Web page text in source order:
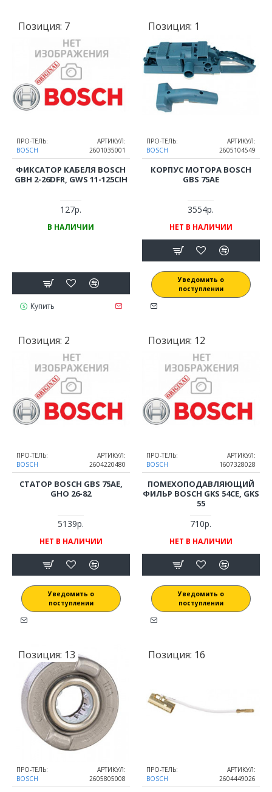
Позиция: 7
ПРО-ТЕЛЬ:
BOSCH
АРТИКУЛ:
2601035001
ФИКСАТОР КАБЕЛЯ BOSCH
GBH 2-26DFR, GWS 11-125CIH
127р.
В НАЛИЧИИ
Купить
Позиция: 1
ПРО-ТЕЛЬ:
BOSCH
АРТИКУЛ:
2605104549
КОРПУС МОТОРА BOSCH
GBS 75AE
3554р.
НЕТ В НАЛИЧИИ
Уведомить о
поступлении
Позиция: 2
ПРО-ТЕЛЬ:
BOSCH
АРТИКУЛ:
2604220480
СТАТОР BOSCH GBS 75AE,
GHO 26-82
5139р.
НЕТ В НАЛИЧИИ
Уведомить о
поступлении
Позиция: 12
ПРО-ТЕЛЬ:
BOSCH
АРТИКУЛ:
1607328028
ПОМЕХОПОДАВЛЯЮЩИЙ
ФИЛЬР BOSCH GKS 54CE, GKS
55
710р.
НЕТ В НАЛИЧИИ
Уведомить о
поступлении
Позиция: 13
ПРО-ТЕЛЬ:
BOSCH
АРТИКУЛ:
2605805008
Позиция: 16
ПРО-ТЕЛЬ:
BOSCH
АРТИКУЛ:
2604449026